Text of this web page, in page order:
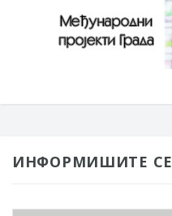
ИНФОРМИШИТЕ СЕ